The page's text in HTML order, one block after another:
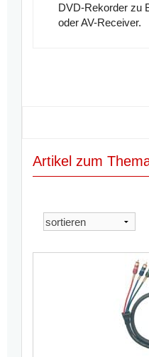
DVD-Rekorder zu
oder AV-Receiver.
Artikel zum